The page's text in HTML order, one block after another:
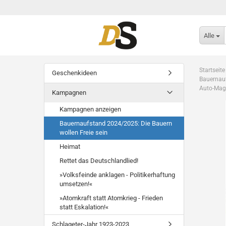
Alle
Startseite
Auto-
Geschenkideen
Kampagnen
Kampagnen anzeigen
Bauernaufstand 2024/2025: Die Bauern
wollen Freie sein
Heimat
Rettet das Deutschlandlied!
»Volksfeinde anklagen - Politikerhaftung
umsetzen!«
»Atomkraft statt Atomkrieg - Frieden
statt Eskalation!«
Schlageter-Jahr 1923-2023